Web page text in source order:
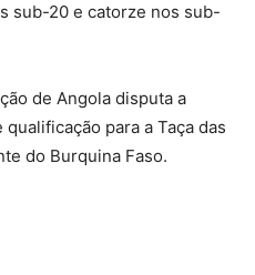
sub-20 e catorze nos sub-
de Angola disputa a
para a Taça das
do Burquina Faso.